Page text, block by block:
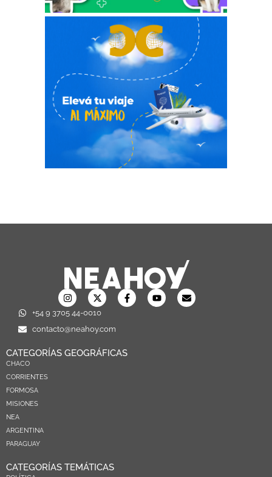
+54 9 3705 44-0010
contacto@neahoy.com
CATEGORÍAS GEOGRÁFICAS
CHACO
CORRIENTES
FORMOSA
MISIONES
NEA
ARGENTINA
PARAGUAY
CATEGORÍAS TEMÁTICAS